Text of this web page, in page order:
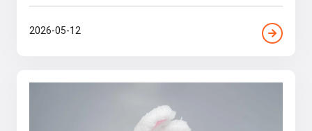
2026-05-12